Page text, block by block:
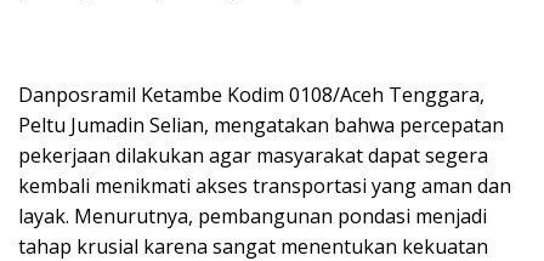
Danposramil Ketambe Kodim 0108/Aceh Tenggara,
Peltu Jumadin Selian, mengatakan bahwa percepatan
pekerjaan dilakukan agar masyarakat dapat segera
kembali menikmati akses transportasi yang aman dan
layak. Menurutnya, pembangunan pondasi menjadi
tahap krusial karena sangat menentukan kekuatan